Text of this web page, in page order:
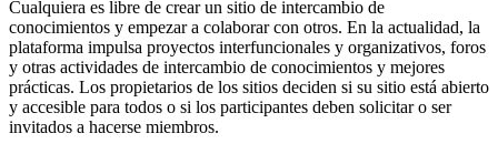
Cualquiera es libre de crear un sitio de intercambio de
conocimientos y empezar a colaborar con otros. En la actualidad, la
plataforma impulsa proyectos interfuncionales y organizativos, foros
y otras actividades de intercambio de conocimientos y mejores
prácticas. Los propietarios de los sitios deciden si su sitio está abierto
y accesible para todos o si los participantes deben solicitar o ser
invitados a hacerse miembros.